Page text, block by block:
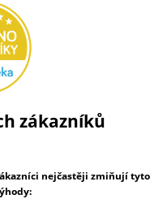
zákazníků
nejčastěji zmiňují tyto